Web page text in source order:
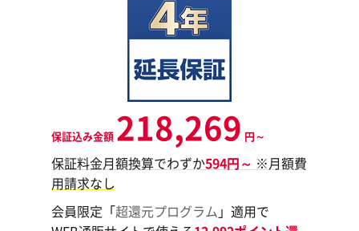
保証込み金額 218,269 円～
保証料金月額換算でわずか594円～ ※月額費
用請求なし
会員限定「超還元プログラム 」適用で